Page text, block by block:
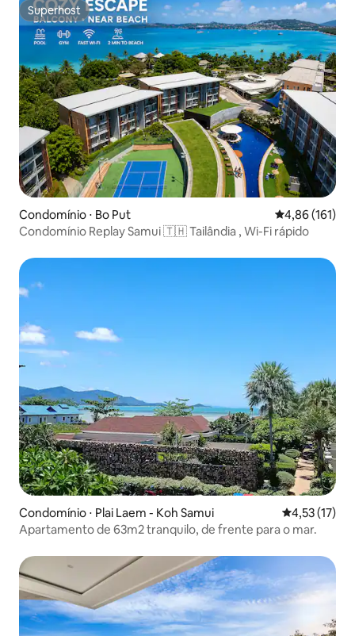
Superhost
Superhost
Condomínio ⋅ Bo Put 4,86 de uma
4,86 (161)
Condomínio Rеplay Samui 🇹🇭 Tailândia , Wi-Fi rápido
Condomínio ⋅ Plai Laem - Koh Samui 4,53 de uma
4,53 (17)
Apartamento de 63m2 tranquilo, de frente para o mar.